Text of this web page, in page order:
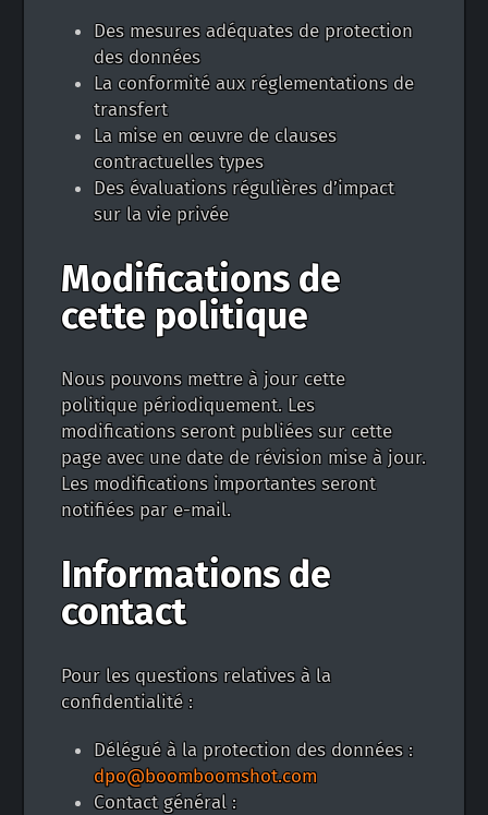
Des mesures adéquates de protection
des données
La conformité aux réglementations de
transfert
La mise en œuvre de clauses
contractuelles types
Des évaluations régulières d’impact
sur la vie privée
Modifications de
cette politique
Nous pouvons mettre à jour cette
politique périodiquement. Les
modifications seront publiées sur cette
page avec une date de révision mise à jour.
Les modifications importantes seront
notifiées par e-mail.
Informations de
contact
Pour les questions relatives à la
confidentialité :
Délégué à la protection des données :
dpo@boomboomshot.com
Contact général :